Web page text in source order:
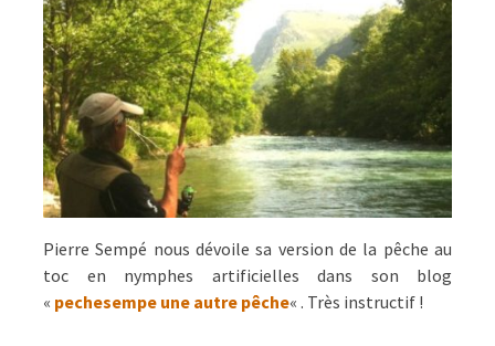
Pierre Sempé nous dévoile sa version de la pêche au
toc en nymphes artificielles dans son blog
« pechesempe une autre pêche« . Très instructif !